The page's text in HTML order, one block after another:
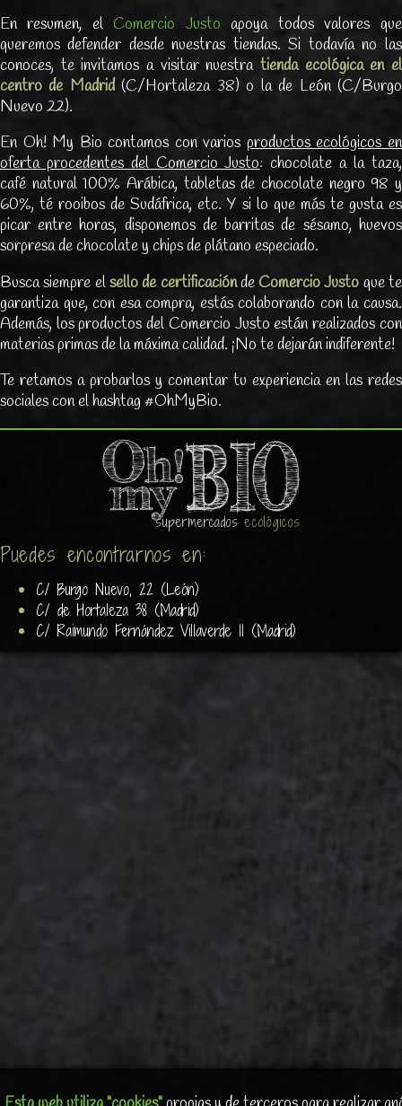
En resumen, el Comercio Justo apoya todos valores que
queremos defender desde nuestras tiendas. Si todavía no las
conoces, te invitamos a visitar nuestra tienda ecológica en el
centro de Madrid(C/Hortaleza 38) o la de León (C/Burgo
Nuevo 22).
En Oh! My Bio contamos con varios productos ecológicos en
oferta procedentes del Comercio Justo: chocolate a la taza,
café natural 100% Arábica, tabletas de chocolate negro 98 y
60%, té rooibos de Sudáfrica, etc. Y si lo que más te gusta es
picar entre horas, disponemos de barritas de sésamo, huevos
sorpresa de chocolate y chips de plátano especiado.
Busca siempre elsello de certificacióndeComercio Justo que te
garantiza que, con esa compra, estás colaborando con la causa.
Además, los productos del Comercio Justo están realizados con
materias primas de la máxima calidad. ¡No te dejarán indiferente!
Te retamos a probarlos y comentar tu experiencia en las redes
sociales con el hashtag #OhMyBio.
supermercados ecológicos
Puedes encontrarnos en:
C/ Burgo Nuevo, 22 (León)
C/ de Hortaleza 38 (Madrid)
C/ Raimundo Fernández Villaverde 11 (Madrid)